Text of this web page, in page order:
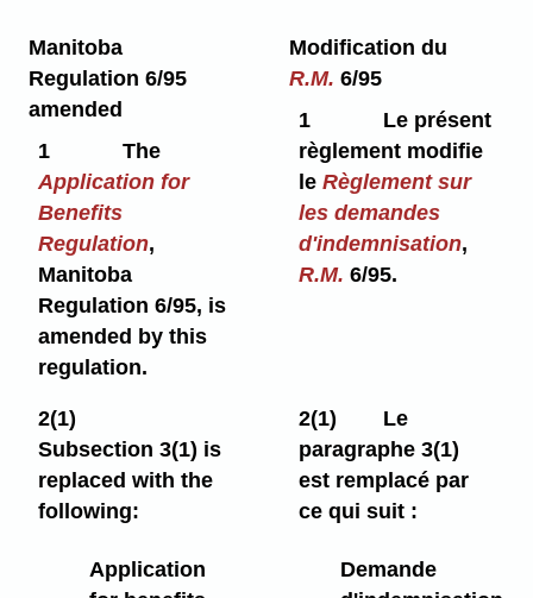
Manitoba
Regulation 6/95
amended
1
The
Application for
Benefits
Regulation,
Manitoba
Regulation 6/95, is
amended by this
regulation.
Modification du
R.M. 6/95
1
Le présent
règlement modifie
leRèglement sur
les demandes
d'indemnisation,
R.M. 6/95.
2(1)
Subsection 3(1) is
replaced with the
following:
2(1)
Le
paragraphe 3(1)
est remplacé par
ce qui suit :
Application
Demande